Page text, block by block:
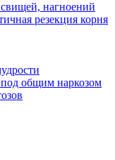
нагноений
резекция корня
под общим наркозом